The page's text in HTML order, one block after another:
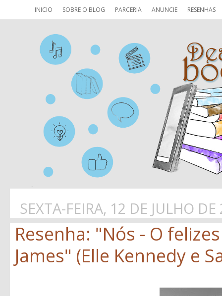
INICIO SOBRE O BLOG PARCERIA ANUNCIE RESENHAS
SEXTA-FEIRA, 12 DE JULHO
Resenha: "Nós - O
James" (Elle Kennedy e